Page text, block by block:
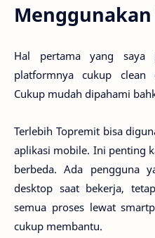
Hal pertama yang saya
platformnya cukup clean
Cukup mudah dipahami
Terlebih Topremit bisa
aplikasi mobile. Ini penting
berbeda. Ada pengguna
desktop saat bekerja,
semua proses lewat
cukup membantu.